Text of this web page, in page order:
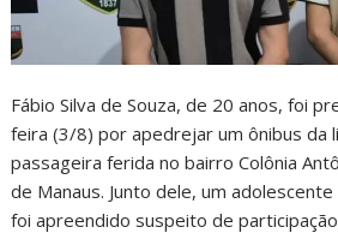
Fábio Silva de Souza, de 20 anos, foi
feira (3/8) por apedrejar um ônibus da
passageira ferida no bairro Colônia
de Manaus. Junto dele, um
foi apreendido suspeito de